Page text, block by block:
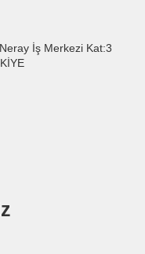
İş Merkezi Kat:3